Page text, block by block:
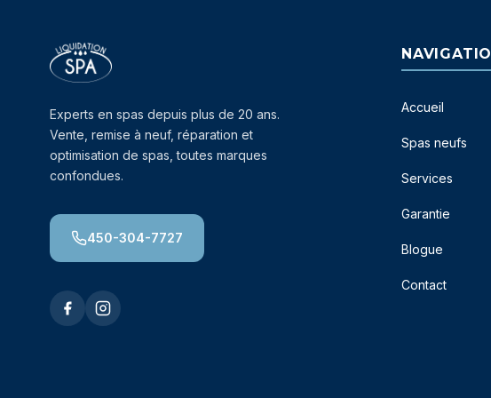
Experts en spas depuis plus de 20 ans.
Vente, remise à neuf, réparation et
optimisation de spas, toutes marques
confondues.
450-304-7727
Accueil
Spas neufs
Services
Garantie
Blogue
Contact